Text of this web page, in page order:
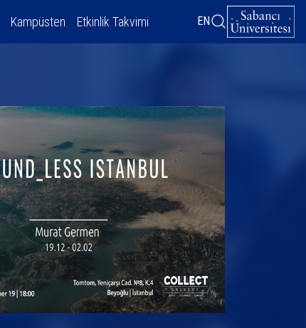
Kampüsten Etkinlik Takvimi EN